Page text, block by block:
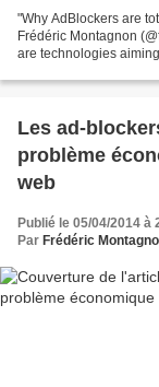
"Why AdBlockers are
Frédéric Montagnon
are technologies
Les ad-
problème
web
Publié le 05/04/2014 à
Par Frédéric